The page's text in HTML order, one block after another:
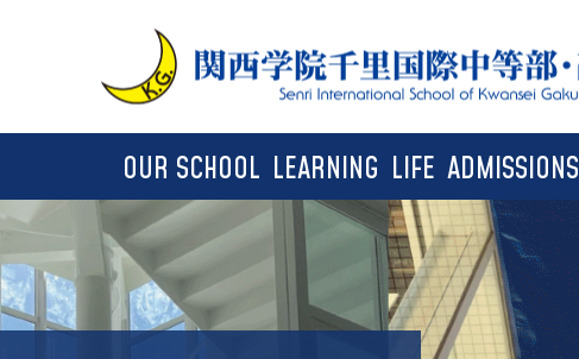
OUR SCHOOL
Two Schools and Educational
Philosophy
LEARNING
Trimester System
学期完結制
LIFE
School Life
学校生活
ADMISSIONS
Visiting SIS
学校説明会